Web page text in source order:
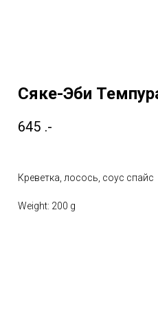
Сяке-Эби
645 .-
Креветка, лосось, соус спайс
Weight: 200 g